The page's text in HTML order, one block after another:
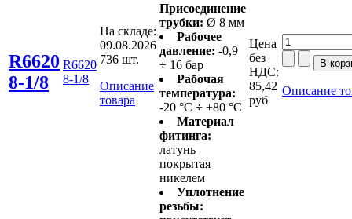
R6620
8-1/8
R6620
8-1/8
На складе:
09.08.2026
736 шт.
Описание
товара
Присоединение
трубки: Ø 8 мм
Рабочее
давление: -0,9
÷ 16 бар
Рабочая
температура:
-20 °C ÷ +80 °C
Материал
фитинга:
латунь
покрытая
никелем
Уплотнение
резьбы:
Цена
без
НДС:
85,42
руб
Описание